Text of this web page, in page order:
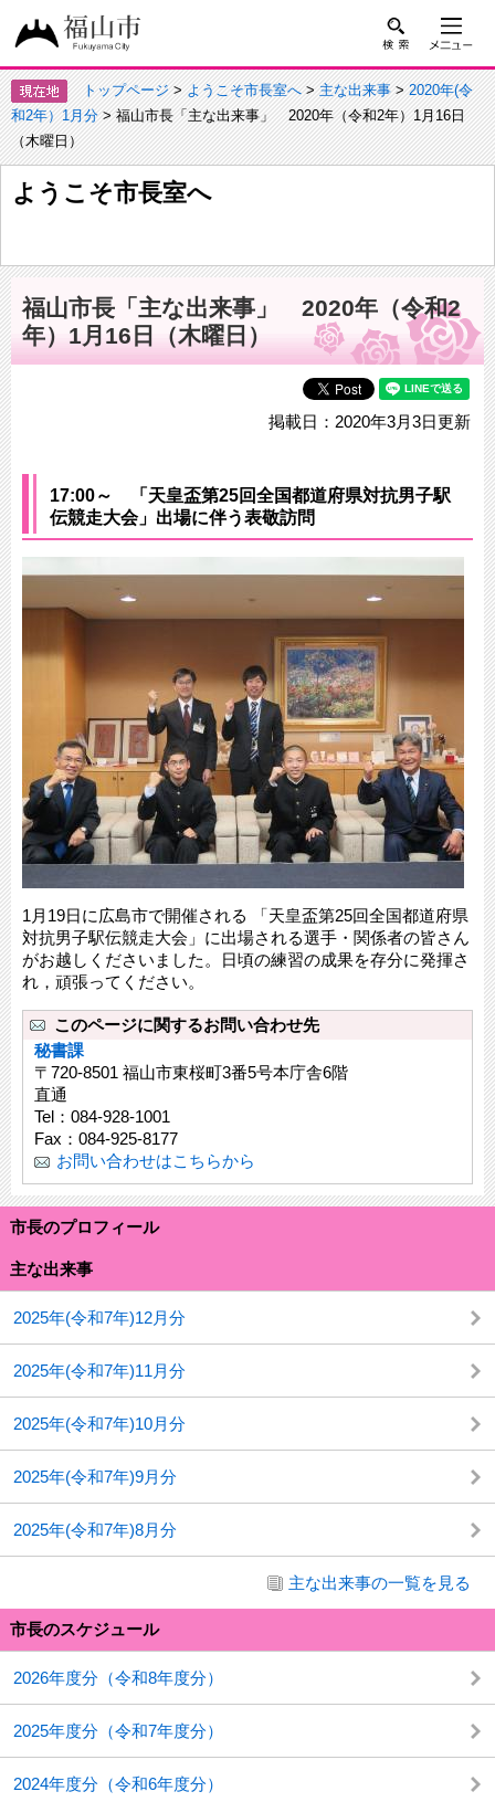
トップページ>ようこそ市長室へ>主な出来事>2020年(令
和2年）1月分> 福山市長「主な出来事」 2020年（令和2年）1月16日
（木曜日）
ようこそ市長室へ
市長のプロフィール
主な出来事
2025年(令和7年)12月分
2025年(令和7年)11月分
2025年(令和7年)10月分
2025年(令和7年)9月分
2025年(令和7年)8月分
主な出来事の一覧を見る
市長のスケジュール
2026年度分（令和8年度分）
2025年度分（令和7年度分）
2024年度分（令和6年度分）
福山市長「主な出来事」 2020年（令和2
年）1月16日（木曜日）
掲載日：2020年3月3日更新
17:00～ 「天皇盃第25回全国都道府県対抗男子駅
伝競走大会」出場に伴う表敬訪問
1月19日に広島市で開催される 「天皇盃第25回全国都道府県
対抗男子駅伝競走大会」に出場される選手・関係者の皆さん
がお越しくださいました。日頃の練習の成果を存分に発揮さ
れ，頑張ってください。
このページに関するお問い合わせ先
秘書課
〒720-8501 福山市東桜町3番5号本庁舎6階
直通
Tel：084-928-1001
Fax：084-925-8177
お問い合わせはこちらから